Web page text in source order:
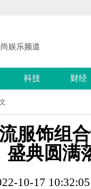
娱乐频道
科技 财经
服饰组
盛典圆满
10-17